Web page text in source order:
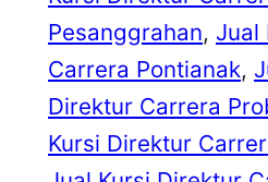
Pesanggrahan, Jual
Carrera Pontianak,
Direktur Carrera
Kursi Direktur